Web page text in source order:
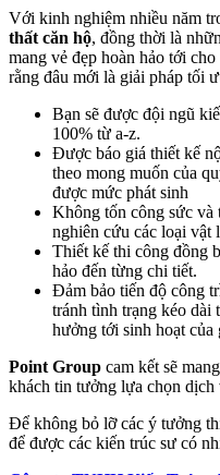
Với kinh nghiệm nhiều năm
thất căn hộ, đồng thời là
mang vẻ đẹp hoàn hảo tới
rằng đâu mới là giải pháp tối
Bạn sẽ được đội ngũ
100% từ a-z.
Được báo giá thiết kế
theo mong muốn của
được mức phát sinh
Không tốn công sức và
nghiên cứu các loại
Thiết kế thi công đồng
hảo đến từng chi tiết.
Đảm bảo tiến độ công
tránh tình trạng kéo dài
hưởng tới sinh hoạt của
Point Group cam kết sẽ
khách tin tưởng lựa chọn dịch
Để không bỏ lỡ các ý tưởng
để được các kiến trúc sư có